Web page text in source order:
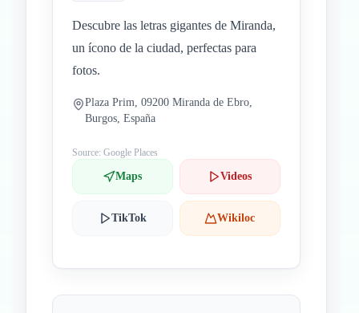
Descubre las letras gigantes de Miranda,
un ícono de la ciudad, perfectas para
fotos.
Plaza Prim, 09200 Miranda de Ebro,
Burgos, España
Source: Google Places
Maps Videos
TikTok Wikiloc